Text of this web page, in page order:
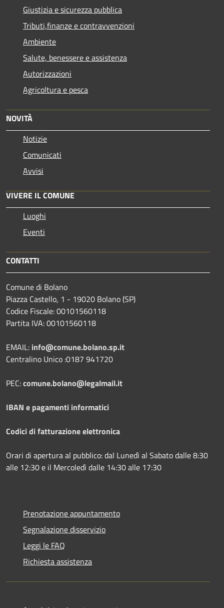
Giustizia e sicurezza pubblica
Tributi,finanze e contravvenzioni
Ambiente
Salute, benessere e assistenza
Autorizzazioni
Agricoltura e pesca
NOVITÀ
Notizie
Comunicati
Avvisi
VIVERE IL COMUNE
Luoghi
Eventi
CONTATTI
Comune di Bolano
Piazza Castello, 1 - 19020 Bolano (SP)
Codice Fiscale: 00101560118
Partita IVA: 00101560118
EMAIL: info@comune.bolano.sp.it
Centralino Unico :0187 941720
PEC:comune.bolano@legalmail.it
IBAN e pagamenti informatici
Codici di fatturazione elettronica
Orari di apertura al pubblico: dal Lunedì al Sabato dalle 8:30
alle 12:30 e il Mercoledì dalle 14:30 alle 17:30
Prenotazione appuntamento
Segnalazione disservizio
Leggi le FAQ
Richiesta assistenza